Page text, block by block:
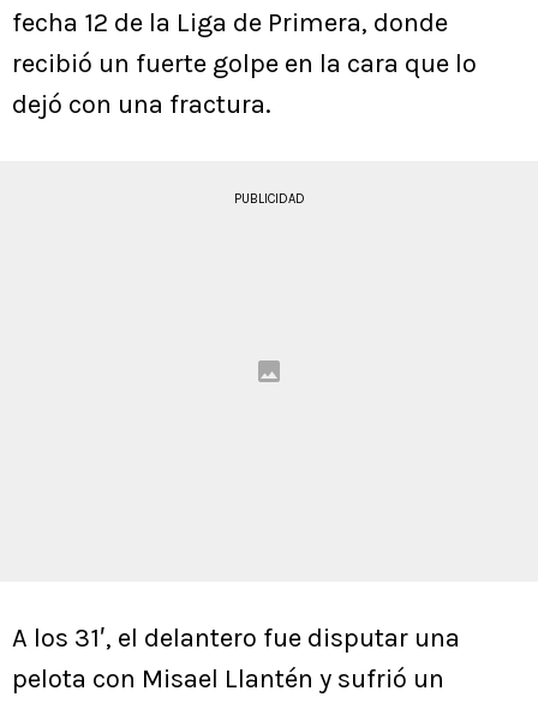
fecha 12 de la Liga de Primera, donde
recibió un fuerte golpe en la cara que lo
dejó con una fractura.
PUBLICIDAD
A los 31′, el delantero fue disputar una
pelota con Misael Llantén y sufrió un